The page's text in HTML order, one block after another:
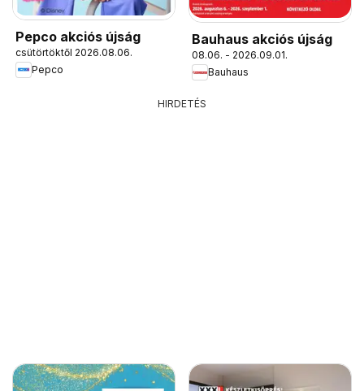
Pepco akciós újság
csütörtöktől 2026.08.06.
Pepco
Bauhaus akciós újság
08.06. - 2026.09.01.
Bauhaus
HIRDETÉS